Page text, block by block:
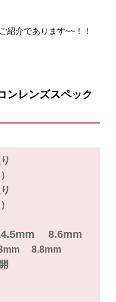
紹介であります~~！！
ンレンズスペック
り
り
8.6mm
8.8mm